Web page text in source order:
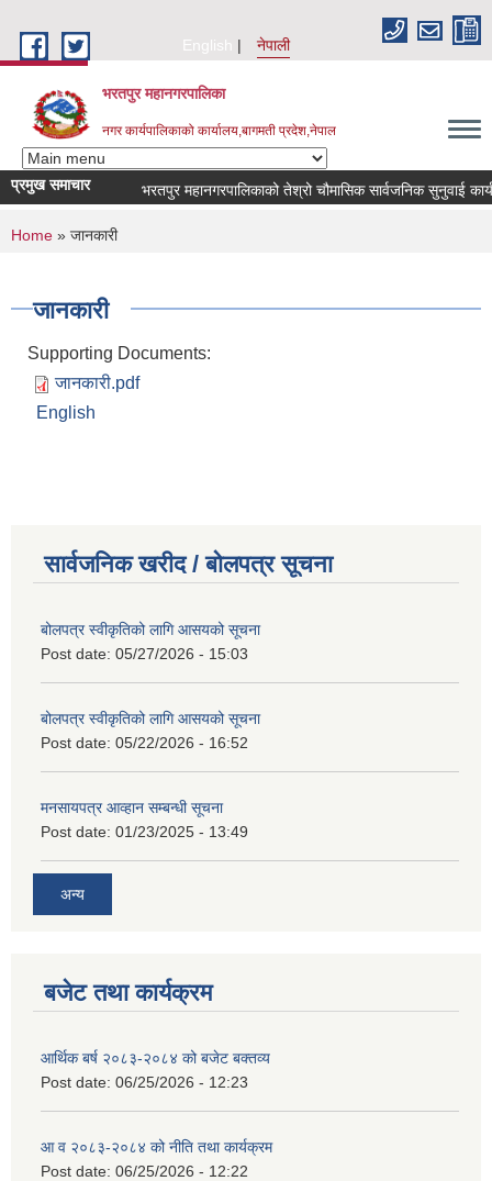
English
नेपाली
भरतपुर महानगरपालिका
नगर कार्यपालिकाको कार्यालय,बागमती प्रदेश,नेपाल
प्रमुख समाचार भरतपुर महानगरपालिकाको तेश्रो चौमासिक सार्वजनिक सुनुवाई
You are here
Home » जानकारी
जानकारी
Supporting Documents:
जानकारी.pdf
English
सार्वजनिक खरीद / बोलपत्र सूचना
बोलपत्र स्वीकृतिको लागि आसयको सूचना
Post date: 05/27/2026 - 15:03
बोलपत्र स्वीकृतिको लागि आसयको सूचना
Post date: 05/22/2026 - 16:52
मनसायपत्र आव्हान सम्बन्धी सूचना
Post date: 01/23/2025 - 13:49
अन्य
बजेट तथा कार्यक्रम
आर्थिक बर्ष २०८३-२०८४ को बजेट बक्तव्य
Post date: 06/25/2026 - 12:23
आ व २०८३-२०८४ को नीति तथा कार्यक्रम
Post date: 06/25/2026 - 12:22